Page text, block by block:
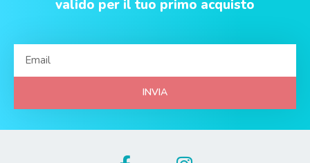
valido per il tuo primo acquisto
INVIA